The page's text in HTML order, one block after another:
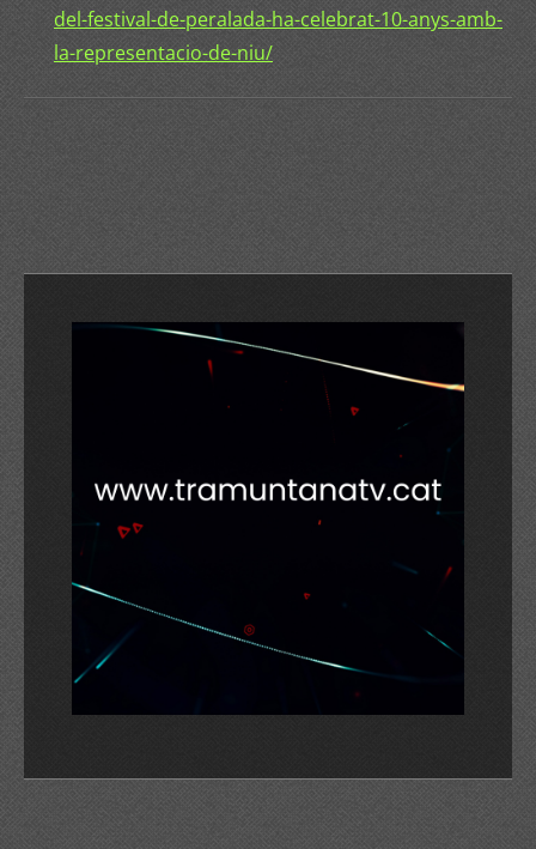
del-festival-de-peralada-ha-celebrat-10-anys-amb-
la-representacio-de-niu/